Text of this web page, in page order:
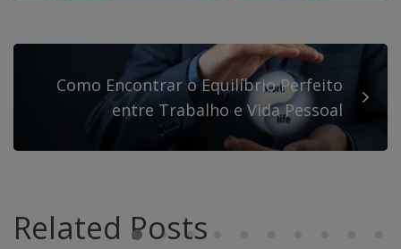
Como Encontrar o Equilíbrio Perfeito
entre Trabalho e Vida Pessoal
Related Posts